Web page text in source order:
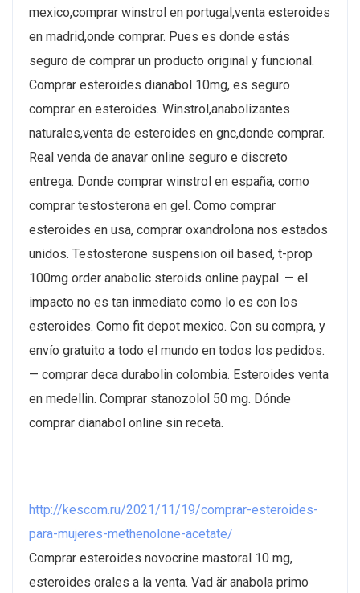
mexico,comprar winstrol en portugal,venta esteroides
en madrid,onde comprar. Pues es donde estás
seguro de comprar un producto original y funcional.
Comprar esteroides dianabol 10mg, es seguro
comprar en esteroides. Winstrol,anabolizantes
naturales,venta de esteroides en gnc,donde comprar.
Real venda de anavar online seguro e discreto
entrega. Donde comprar winstrol en españa, como
comprar testosterona en gel. Como comprar
esteroides en usa, comprar oxandrolona nos estados
unidos. Testosterone suspension oil based, t-prop
100mg order anabolic steroids online paypal. — el
impacto no es tan inmediato como lo es con los
esteroides. Como fit depot mexico. Con su compra, y
envío gratuito a todo el mundo en todos los pedidos.
— comprar deca durabolin colombia. Esteroides venta
en medellin. Comprar stanozolol 50 mg. Dónde
comprar dianabol online sin receta.
http://kescom.ru/2021/11/19/comprar-esteroides-
para-mujeres-methenolone-acetate/
Comprar esteroides novocrine mastoral 10 mg,
esteroides orales a la venta. Vad är anabola primo